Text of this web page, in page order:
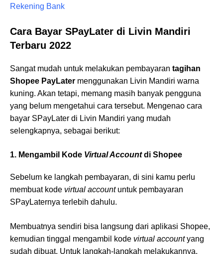
Rekening Bank
Cara Bayar SPayLater di Livin Mandiri
Terbaru 2022
Sangat mudah untuk melakukan pembayaran tagihan
Shopee PayLater menggunakan Livin Mandiri warna
kuning. Akan tetapi, memang masih banyak pengguna
yang belum mengetahui cara tersebut. Mengenao cara
bayar SPayLater di Livin Mandiri yang mudah
selengkapnya, sebagai berikut:
1. Mengambil Kode Virtual Accountdi Shopee
Sebelum ke langkah pembayaran, di sini kamu perlu
membuat kode virtual accountuntuk pembayaran
SPayLaternya terlebih dahulu.
Membuatnya sendiri bisa langsung dari aplikasi Shopee,
kemudian tinggal mengambil kode virtual accountyang
sudah dibuat. Untuk langkah-langkah melakukannya,